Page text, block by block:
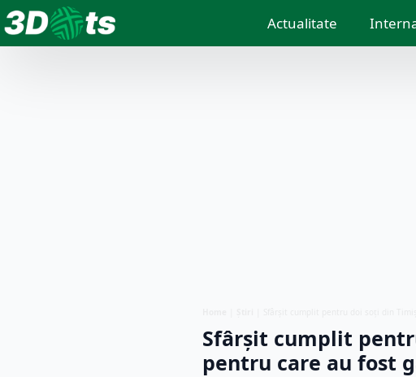
Actualitate
Sfârșit cumplit
pentru care au fost